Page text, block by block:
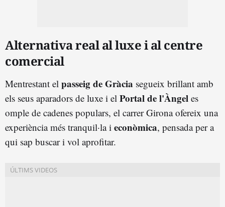
Alternativa real al luxe i al centre
comercial
Mentrestant el passeig de Gràcia segueix brillant amb
els seus aparadors de luxe i el Portal de l'Àngel es
omple de cadenes populars, el carrer Girona ofereix una
experiència més tranquil·la i econòmica, pensada per a
qui sap buscar i vol aprofitar.